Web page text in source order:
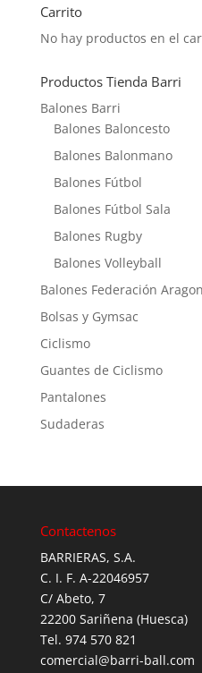
Carrito
No hay productos en el
Productos Tienda Barri
Balones Barri
Balones Baloncesto
Balones Balonmano
Balones Fútbol
Balones Fútbol Sala
Balones Rugby
Balones Volleyball
Balones Federación
Bolsas y Gymsac
Ciclismo
Guantes de Ciclismo
Pantalones
Sudaderas
Contactenos
BARRIERAS, S.A.
C. I. F. A-22046957
C/ Abeto, 7
22200 Sariñena (Huesca)
Tel. 974 570 821
comercial@barri-ball.com